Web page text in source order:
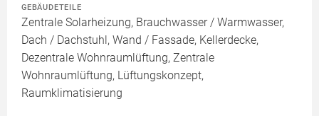
GEBÄUDETEILE
Zentrale Solarheizung, Brauchwasser / Warmwasser,
Dach / Dachstuhl, Wand / Fassade, Kellerdecke,
Dezentrale Wohnraumlüftung, Zentrale
Wohnraumlüftung, Lüftungskonzept,
Raumklimatisierung